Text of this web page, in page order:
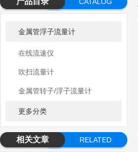
金属管浮子流量计
在线流速仪
吹扫流量计
金属管转子/浮子流量计
更多分类
相关文章
RELATED